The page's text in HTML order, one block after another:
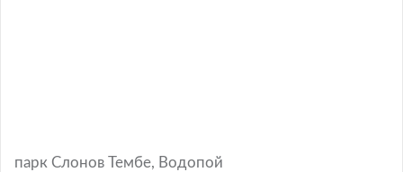
парк Слонов Тембе, Водопой